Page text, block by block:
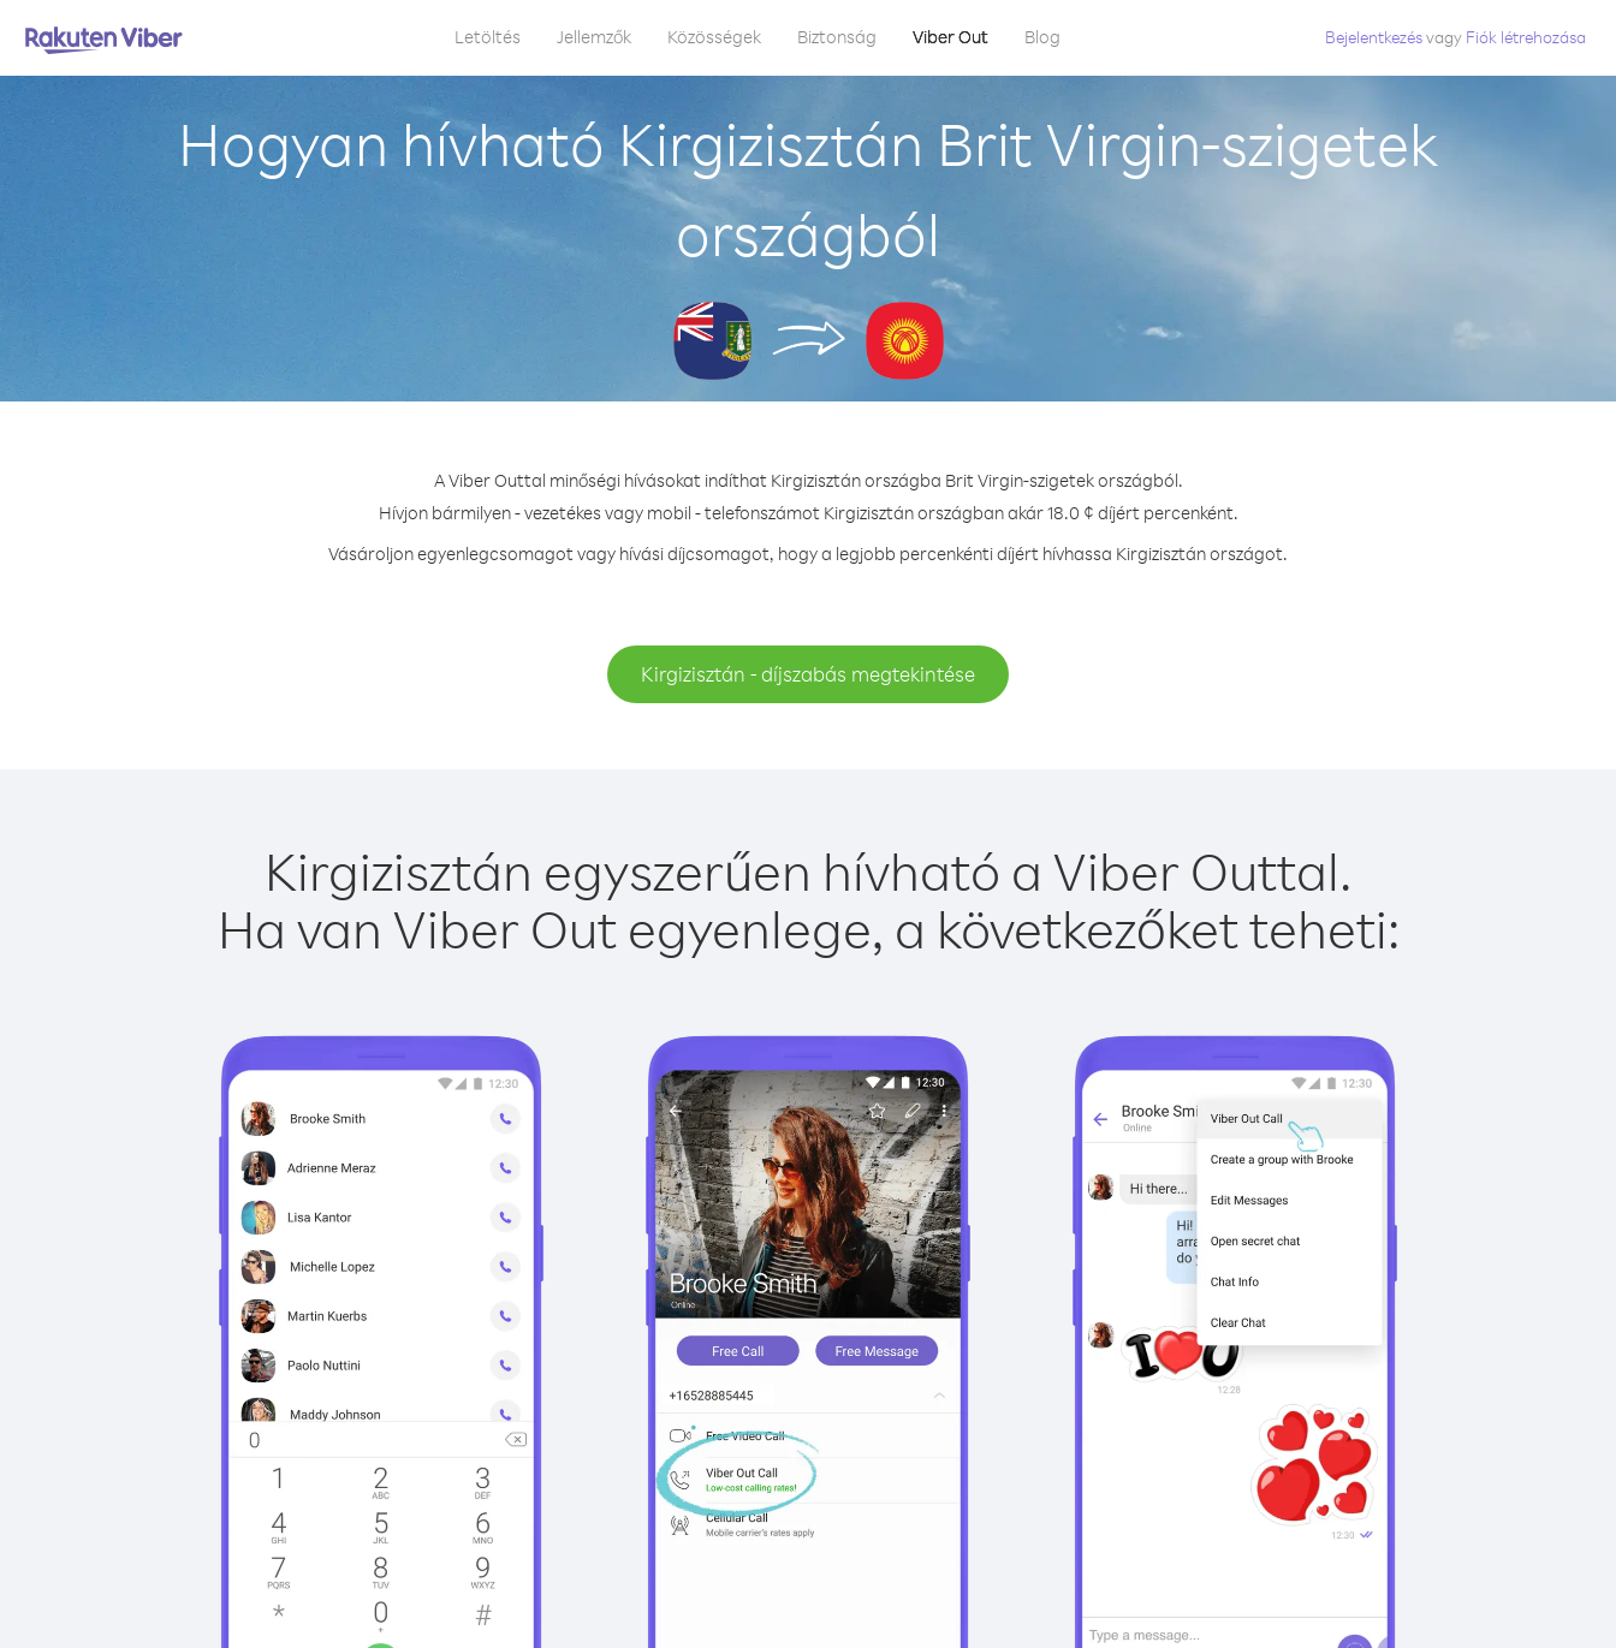
Letöltés Jellemzők Közösségek Biztonság Viber Out Blog Bejelentkezésvagy Fiók létrehozása
Hogyan hívható Kirgizisztán Brit Virgin-szigetek
országból
A Viber Outtal minőségi hívásokat indíthat Kirgizisztán országba Brit Virgin-szigetek országból.
Hívjon bármilyen - vezetékes vagy mobil - telefonszámot Kirgizisztán országban akár 18.0 ¢ díjért percenként.
Vásároljon egyenlegcsomagot vagy hívási díjcsomagot, hogy a legjobb percenkénti díjért hívhassa Kirgizisztán országot.
Kirgizisztán - díjszabás megtekintése
Kirgizisztán egyszerűen hívható a Viber Outtal.
Ha van Viber Out egyenlege, a következőket teheti: